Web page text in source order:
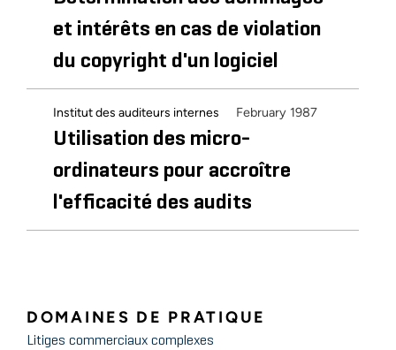
et intérêts en cas de violation
du copyright d'un logiciel
Institut des auditeurs internes February 1987
Utilisation des micro-
ordinateurs pour accroître
l'efficacité des audits
DOMAINES DE PRATIQUE
Litiges commerciaux complexes